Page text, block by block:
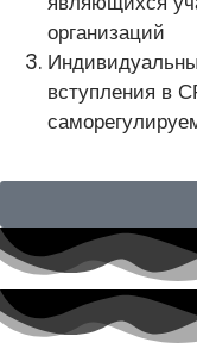
организаций
вступления в